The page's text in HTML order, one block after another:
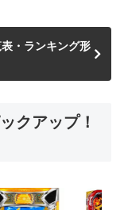
・ランキング形
クアップ！